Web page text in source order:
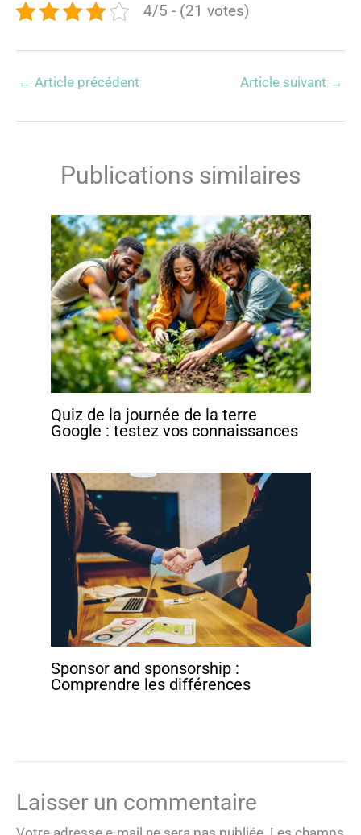
4/5 - (21 votes)
← Article précédent Article suivant →
Publications similaires
Quiz de la journée de la terre
Google : testez vos connaissances
Sponsor and sponsorship :
Comprendre les différences
Laisser un commentaire